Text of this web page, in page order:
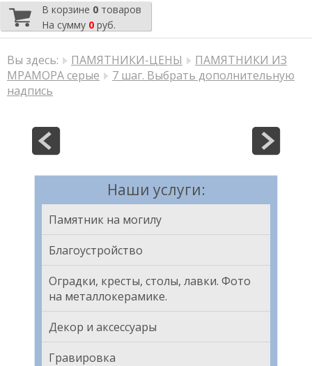
В корзине 0 товаров
На сумму 0 руб.
Вы здесь: ПАМЯТНИКИ-ЦЕНЫ
ПАМЯТНИКИ ИЗ
МРАМОРА серые
7 шаг. Выбрать дополнительную
надпись
Наши услуги:
Памятник на могилу
Благоустройство
Оградки, кресты, столы, лавки. Фото
на металлокерамике.
Декор и аксессуары
Гравировка